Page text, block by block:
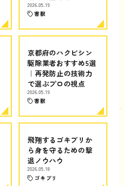
2026.05.19
害獣
京都府のハクビシン
駆除業者おすすめ5選
｜再発防止の技術力
で選ぶプロの視点
2026.05.19
害獣
飛翔するゴキブリか
ら身を守るための撃
退ノウハウ
2026.05.18
ゴキブリ